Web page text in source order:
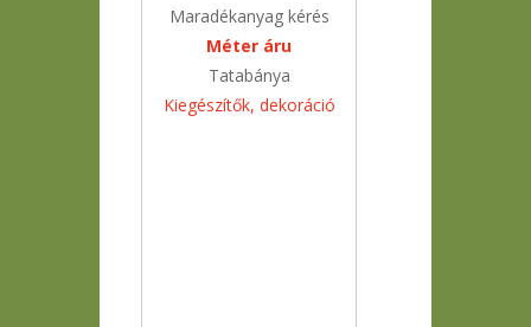
Maradékanyag kérés
Méter áru
Tatabánya
Kiegészítők, dekoráció